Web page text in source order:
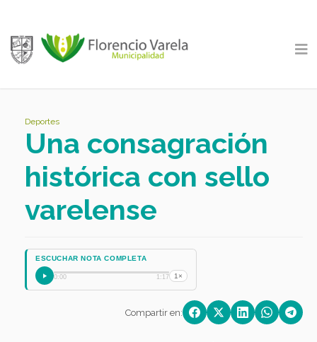
Deportes
Una consagración
histórica con sello
varelense
ESCUCHAR NOTA COMPLETA
0:00 1:17 1×
Compartir en: